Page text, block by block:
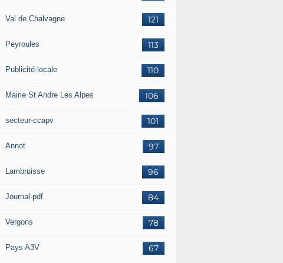
121
Val de Chalvagne
113
Peyroules
110
Publicité-locale
106
Mairie St Andre Les Alpes
101
secteur-ccapv
97
Annot
96
Lambruisse
84
Journal-pdf
78
Vergons
67
Pays A3V